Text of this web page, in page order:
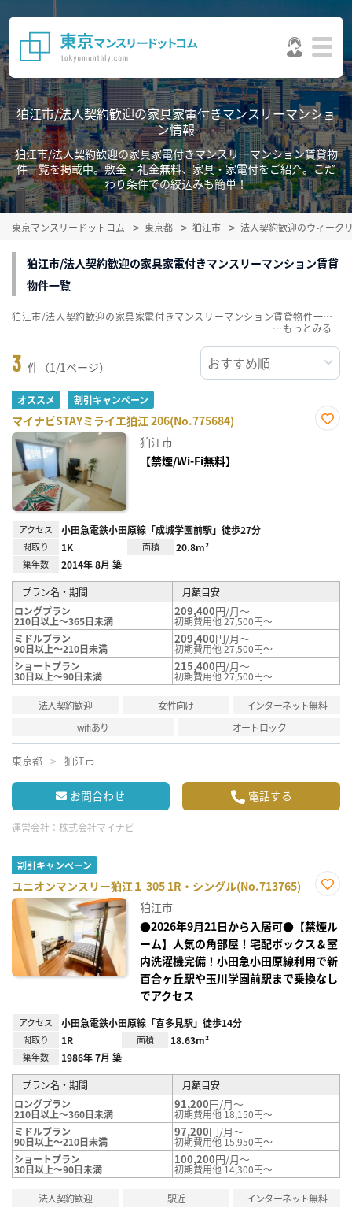
狛江市/法人契約歓迎の家具家電付きマンスリーマンショ
ン情報
狛江市/法人契約歓迎の家具家電付きマンスリーマンション賃貸物
件一覧を掲載中。敷金・礼金無料、家具・家電付をご紹介。こだ
わり条件での絞込みも簡単！
東京マンスリードットコム 東京都 狛江市 法人契約歓迎のウィーク
狛江市/法人契約歓迎の家具家電付きマンスリーマンション賃貸
物件一覧
3 件（1/1ページ）
オススメ 割引キャンペーン
マイナビSTAYミライエ狛江 206(No.775684)
狛江市
【禁煙/Wi-Fi無料】
アクセス 小田急電鉄小田原線「成城学園前駅」徒歩27分
間取り 1K 面積 20.8m²
築年数 2014年 8月 築
プラン名・期間
月額目安
ロングプラン
210日以上～365日未満
209,400円/月～
初期費用他 27,500円～
ミドルプラン
90日以上～210日未満
209,400円/月～
初期費用他 27,500円～
ショートプラン
30日以上～90日未満
215,400円/月～
初期費用他 27,500円～
法人契約歓迎 女性向け
インターネット無料
wifiあり
オートロック
東京都 狛江市
お問合わせ 電話する
運営会社： 株式会社マイナビ
割引キャンペーン
ユニオンマンスリー狛江１ 305 1R・シングル(No.713765)
り登
録
狛江市
●2026年9月21日から入居可●【禁煙ル
ーム】人気の角部屋！宅配ボックス＆室
内洗濯機完備！小田急小田原線利用で新
百合ヶ丘駅や玉川学園前駅まで乗換なし
でアクセス
アクセス 小田急電鉄小田原線「喜多見駅」徒歩14分
間取り 1R 面積 18.63m²
築年数 1986年 7月 築
プラン名・期間
月額目安
ロングプラン
210日以上～360日未満
91,200円/月～
初期費用他 18,150円～
ミドルプラン
90日以上～210日未満
97,200円/月～
初期費用他 15,950円～
ショートプラン
30日以上～90日未満
100,200円/月～
初期費用他 14,300円～
法人契約歓迎 駅近
インターネット無料
狛江市/法人契約歓迎の家具家電付きマンスリーマンション賃貸物件一覧を掲載中。敷金・礼金無料、家具・家電付をご紹介。こだわり条件での絞込みも簡単！
…